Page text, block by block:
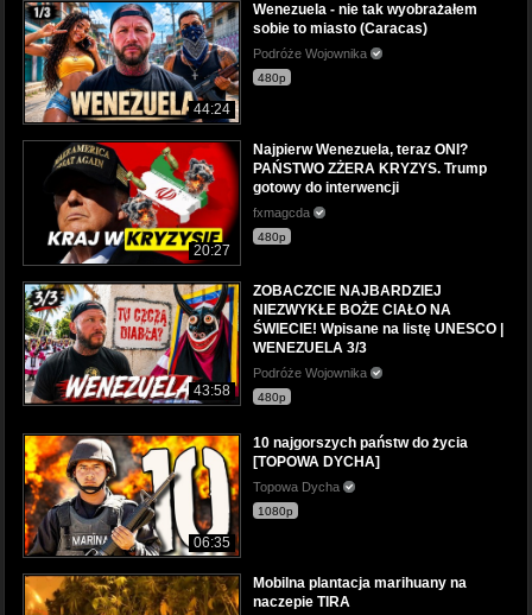
44:24
Wenezuela - nie tak wyobrażałem
sobie to miasto (Caracas)
Podróże Wojownika
480p
20:27
Najpierw Wenezuela, teraz ONI?
PAŃSTWO ZŻERA KRYZYS. Trump
gotowy do interwencji
fxmagcda
480p
43:58
ZOBACZCIE NAJBARDZIEJ
NIEZWYKŁE BOŻE CIAŁO NA
ŚWIECIE! Wpisane na listę UNESCO |
WENEZUELA 3/3
Podróże Wojownika
480p
06:35
10 najgorszych państw do życia
[TOPOWA DYCHA]
Topowa Dycha
1080p
Mobilna plantacja marihuany na
naczepie TIRA